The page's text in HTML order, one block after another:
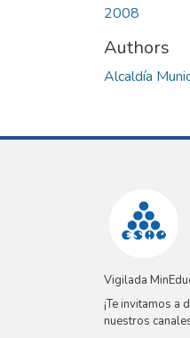
2008
Authors
Alcaldía
Vigilada
¡Te invitamos a
nuestros